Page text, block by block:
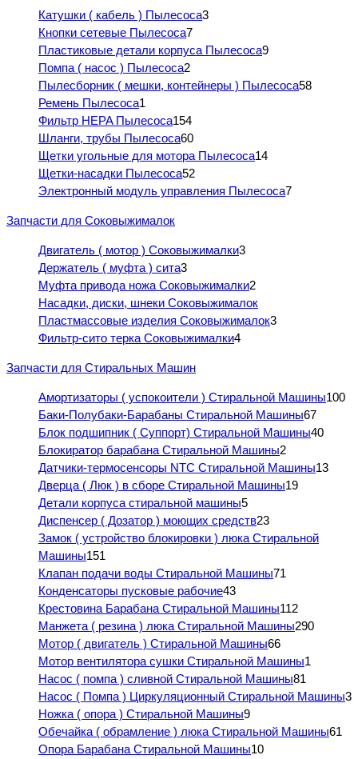
Катушки ( кабель ) Пылесоса3
Кнопки сетевые Пылесоса7
Пластиковые детали корпуса Пылесоса9
Помпа ( насос ) Пылесоса2
Пылесборник ( мешки, контейнеры ) Пылесоса58
Ремень Пылесоса1
Фильтр HEPA Пылесоса154
Шланги, трубы Пылесоса60
Щетки угольные для мотора Пылесоса14
Щетки-насадки Пылесоса52
Электронный модуль управления Пылесоса7
Запчасти для Соковыжималок
Двигатель ( мотор ) Соковыжималки3
Держатель ( муфта ) сита3
Муфта привода ножа Соковыжималки2
Насадки, диски, шнеки Соковыжималок
Пластмассовые изделия Соковыжималок3
Фильтр-сито терка Соковыжималки4
Запчасти для Стиральных Машин
Амортизаторы ( успокоители ) Стиральной Машины100
Баки-Полубаки-Барабаны Стиральной Машины67
Блок подшипник ( Суппорт) Стиральной Машины40
Блокиратор барабана Стиральной Машины2
Датчики-термосенсоры NTC Стиральной Машины13
Дверца ( Люк ) в сборе Стиральной Машины19
Детали корпуса стиральной машины5
Диспенсер ( Дозатор ) моющих средств23
Замок ( устройство блокировки ) люка Стиральной
Машины151
Клапан подачи воды Стиральной Машины71
Конденсаторы пусковые рабочие43
Крестовина Барабана Стиральной Машины112
Манжета ( резина ) люка Стиральной Машины290
Мотор ( двигатель ) Стиральной Машины66
Мотор вентилятора сушки Стиральной Машины1
Насос ( помпа ) сливной Стиральной Машины81
Насос ( Помпа ) Циркуляционный Стиральной Машины3
Ножка ( опора ) Стиральной Машины9
Обечайка ( обрамление ) люка Стиральной Машины61
Опора Барабана Стиральной Машины10